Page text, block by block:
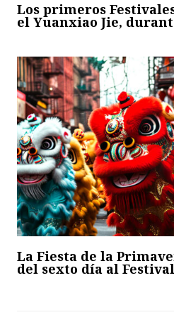
Los primeros
el Yuanxiao Jie,
La Fiesta de la
del sexto día al